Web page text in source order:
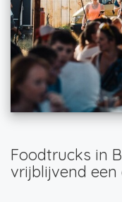
Foodtrucks in
vrijblijvend een